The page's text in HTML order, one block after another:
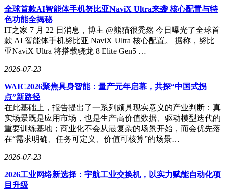
全球首款AI智能体手机努比亚NaviX Ultra来袭 核心配置与特
色功能全揭秘
IT之家 7 月 22 日消息，博主 @熊猫很禿然 今日曝光了全球首
款 AI 智能体手机努比亚 NaviX Ultra 核心配置。 据称，努比
亚NaviX Ultra 将搭载骁龙 8 Elite Gen5 …
2026-07-23
WAIC2026聚焦具身智能：量产元年启幕，共探“中国式拐
点”新路径
在此基础上，报告提出了一系列颇具现实意义的产业判断：真
实场景既是应用市场，也是生产高价值数据、驱动模型迭代的
重要训练基地；商业化不会从最复杂的场景开始，而会优先落
在“需求明确、任务可定义、价值可核算”的场景…
2026-07-23
2026工业网络新选择：宇航工业交换机，以实力赋能自动化项
目升级